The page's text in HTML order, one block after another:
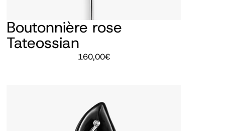
Boutonnière rose
Tateossian
160,00€